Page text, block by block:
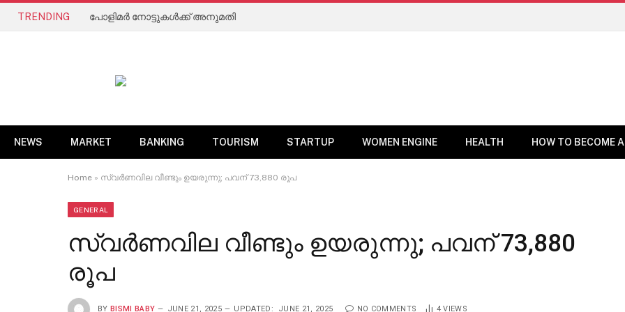
TRENDING പോളിമർ നോട്ടുകൾക്ക് അനുമതി
NEWS MARKET BANKING TOURISM STARTUP WOMEN ENGINE HEALTH HOW TO BECOME
Home » സ്വര്‍ണവില വീണ്ടും ഉയരുന്നു; പവന് 73,880 രൂപ
GENERAL
സ്വര്‍ണവില വീണ്ടും ഉയരുന്നു; പവന് 73,880
രൂപ
BY BISMI BABY JUNE 21, 2025 UPDATED: JUNE 21, 2025 NO COMMENTS 4VIEWS